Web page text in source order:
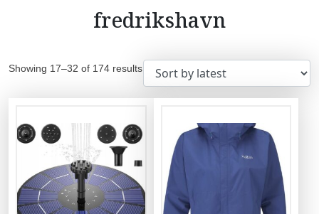
fredrikshavn
Showing 17–32 of 174 results